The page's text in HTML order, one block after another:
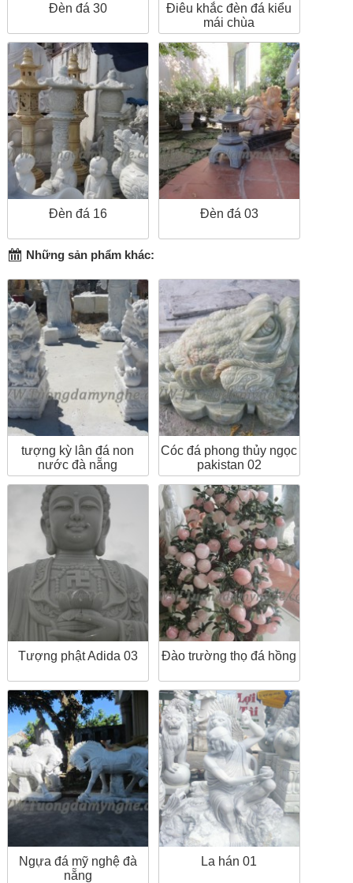
Đèn đá 30
Điêu khắc đèn đá kiểu
mái chùa
Đèn đá 16 Đèn đá 03
Những sản phẩm khác:
tượng kỳ lân đá non
nước đà nẵng
Cóc đá phong thủy ngọc
pakistan 02
Tượng phật Adida 03 Đào trường thọ đá hồng
Ngựa đá mỹ nghệ đà
nẵng
La hán 01